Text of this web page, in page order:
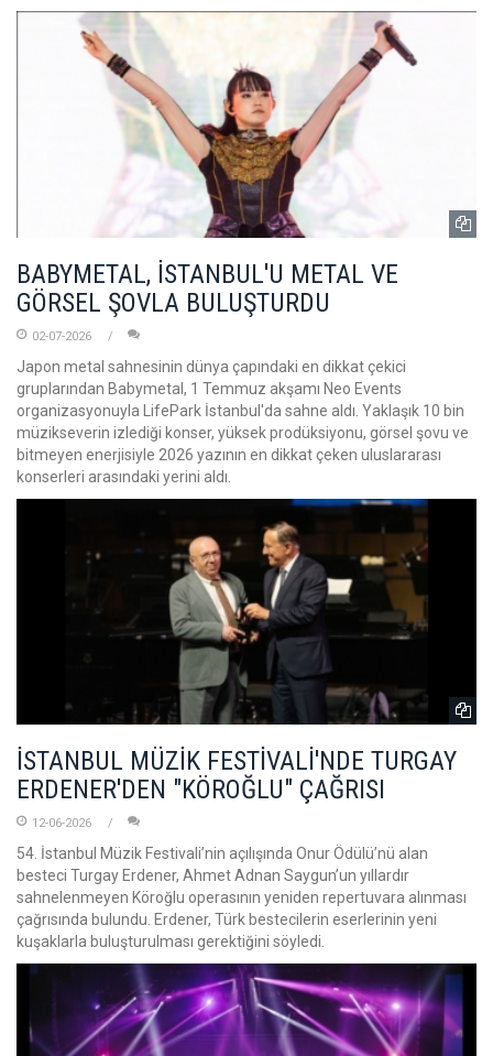
BABYMETAL, İSTANBUL'U METAL VE
GÖRSEL ŞOVLA BULUŞTURDU
02-07-2026
Japon metal sahnesinin dünya çapındaki en dikkat çekici
gruplarından Babymetal, 1 Temmuz akşamı Neo Events
organizasyonuyla LifePark İstanbul'da sahne aldı. Yaklaşık 10 bin
müzikseverin izlediği konser, yüksek prodüksiyonu, görsel şovu ve
bitmeyen enerjisiyle 2026 yazının en dikkat çeken uluslararası
konserleri arasındaki yerini aldı.
İSTANBUL MÜZİK FESTİVALİ'NDE TURGAY
ERDENER'DEN "KÖROĞLU" ÇAĞRISI
12-06-2026
54. İstanbul Müzik Festivali’nin açılışında Onur Ödülü’nü alan
besteci Turgay Erdener, Ahmet Adnan Saygun’un yıllardır
sahnelenmeyen Köroğlu operasının yeniden repertuvara alınması
çağrısında bulundu. Erdener, Türk bestecilerin eserlerinin yeni
kuşaklarla buluşturulması gerektiğini söyledi.